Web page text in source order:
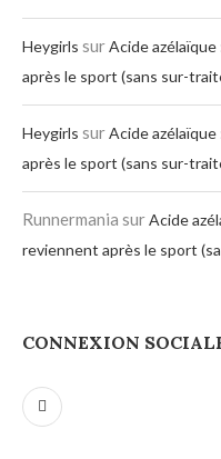
Heygirls surAcide
après le sport (sans sur-
Heygirls surAcide
après le sport (sans sur-
Runnermania surAcide
reviennent après le sport
CONNEXION